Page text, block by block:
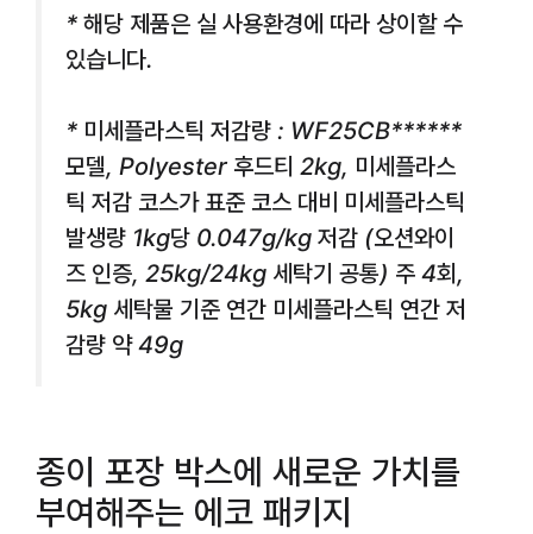
* 해당 제품은 실 사용환경에 따라 상이할 수
있습니다.
* 미세플라스틱 저감량 : WF25CB******
모델, Polyester 후드티 2kg, 미세플라스
틱 저감 코스가 표준 코스 대비 미세플라스틱
발생량 1kg당 0.047g/kg 저감 (오션와이
즈 인증, 25kg/24kg 세탁기 공통) 주 4회,
5kg 세탁물 기준 연간 미세플라스틱 연간 저
감량 약 49g
종이 포장 박스에 새로운 가치를
부여해주는 에코 패키지